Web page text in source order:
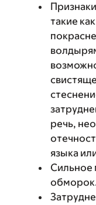
такие
речь,
языка
Сильное